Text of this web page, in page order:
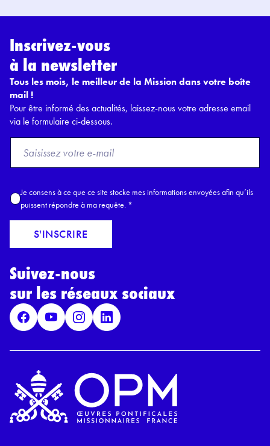
Inscrivez-vous
à la newsletter
Tous les mois, le meilleur de la Mission dans votre boîte
mail !
Pour être informé des actualités, laissez-nous votre adresse email
via le formulaire ci-dessous.
o
E
m
a
l
A
c
c
R
P
D
*
Je consens à ce que ce site stocke mes informations envoyées afin qu’ils
puissent répondre à ma requête. *
S'INSCRIRE
Suivez-nous
sur les réseaux sociaux